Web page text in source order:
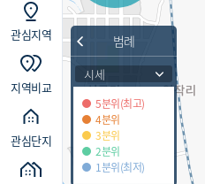
관심지역
지역비교
관심단지
범례
시세
5분위(최고)
4분위
3분위
2분위
1분위(최저)